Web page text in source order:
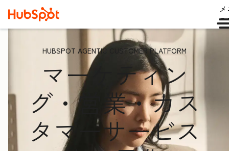
HUBSPOT AGENTIC CUSTOMER PLATFORM
マーケティン
グ・営業・カス
タマーサービス